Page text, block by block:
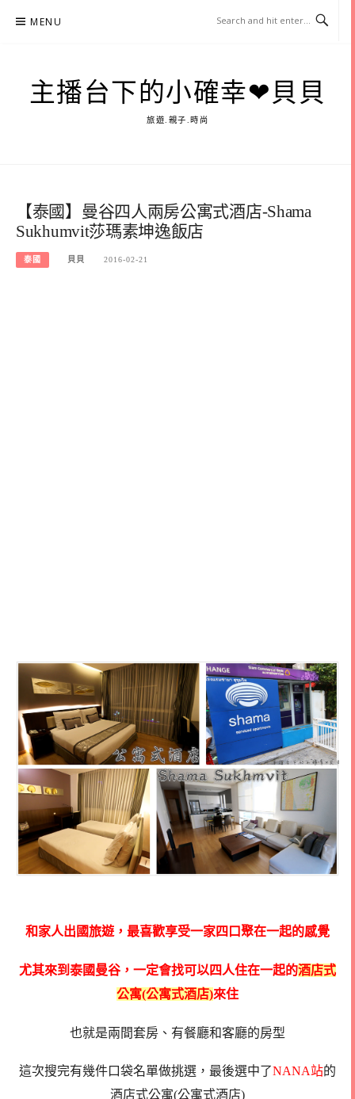
MENU
主播台下的小確幸❤貝貝
旅遊.親子.時尚
【泰國】曼谷四人兩房公寓式酒店-Shama
Sukhumvit莎瑪素坤逸飯店
泰國 貝貝 2016-02-21
和家人出國旅遊，最喜歡享受一家四口聚在一起的感覺
尤其來到泰國曼谷，一定會找可以四人住在一起的酒店式
公寓(公寓式酒店)來住
也就是兩間套房、有餐廳和客廳的房型
這次搜完有幾件口袋名單做挑選，最後選中了NANA站的
酒店式公寓(公寓式酒店)